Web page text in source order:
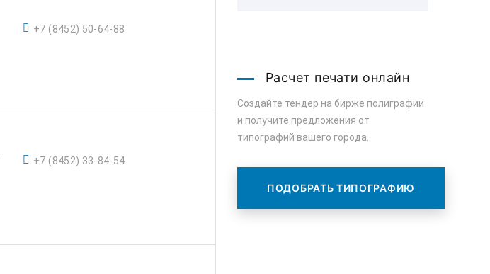
Расчет печати онлайн
Создайте тендер на бирже полиграфии
и получите предложения от
типографий вашего города.
ПОДОБРАТЬ ТИПОГРАФИЮ
+7 (8452) 50-64-88
+7 (8452) 33-84-54